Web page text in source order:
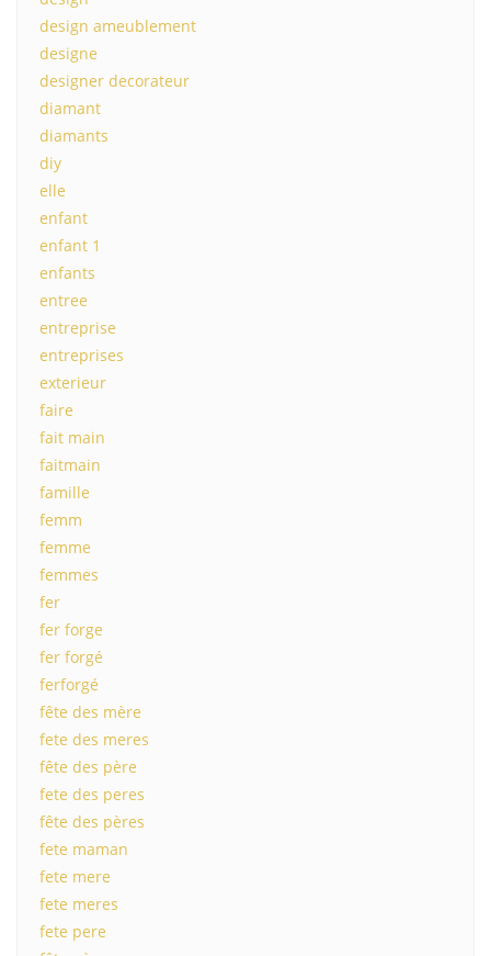
design ameublement
designe
designer decorateur
diamant
diamants
diy
elle
enfant
enfant 1
enfants
entree
entreprise
entreprises
exterieur
faire
fait main
faitmain
famille
femm
femme
femmes
fer
fer forge
fer forgé
ferforgé
fête des mère
fete des meres
fête des père
fete des peres
fête des pères
fete maman
fete mere
fete meres
fete pere